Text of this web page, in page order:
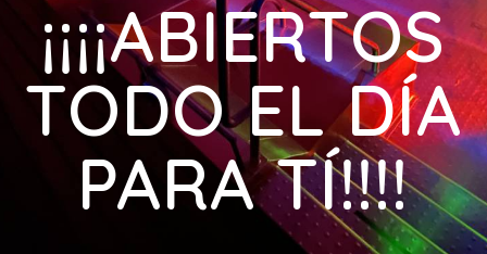
¡¡¡¡ABIERTOS
TODO EL DÍA
PARA TÍ!!!!